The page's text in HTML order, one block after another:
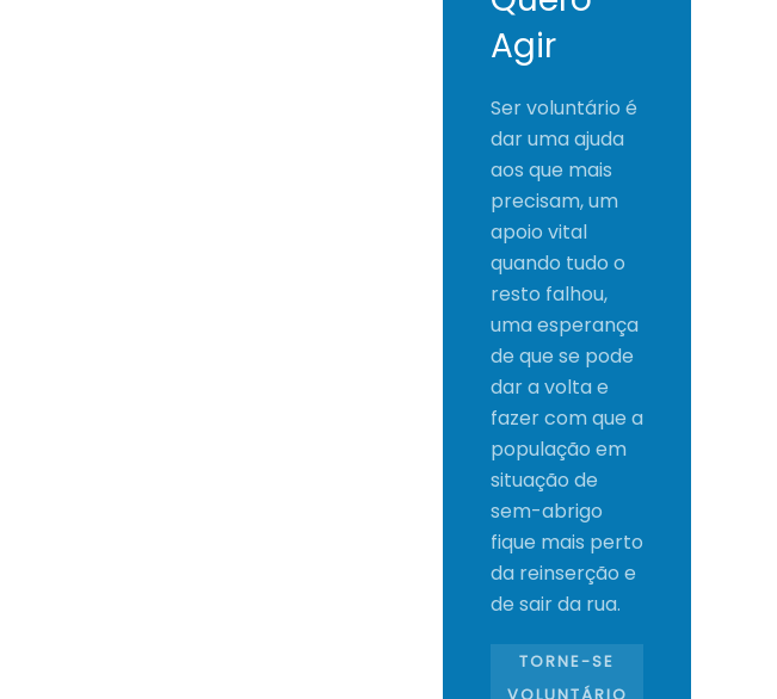
Agir
Ser voluntário é
dar uma ajuda
aos que mais
precisam, um
apoio vital
quando tudo o
resto falhou,
uma esperança
de que se pode
dar a volta e
fazer com que a
população em
situação de
sem-abrigo
fique mais perto
da reinserção e
de sair da rua.
TORNE-SE